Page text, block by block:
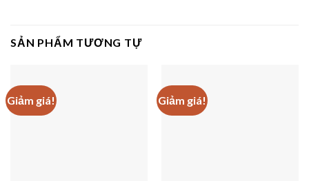
SẢN PHẨM TƯƠNG TỰ
Giảm giá! Giảm giá!